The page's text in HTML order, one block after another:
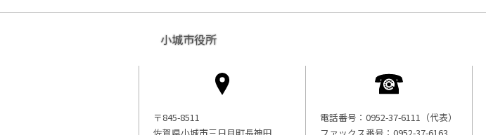
小城市役所
〒845-8511
電話番号：0952-37-6111（代表）